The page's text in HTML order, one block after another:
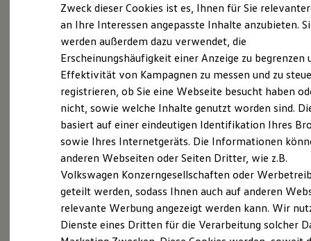
Laden
Laden unterwegs
Laden Zuhause
Ladezeitensimulator
Batterie
Sicherheit
Garantie und Lebensdauer
Nachhaltigkeit
Technologie
Kosten und Kauf
Verbrauchskosten
Kaufoptionen
E-Auto-Förderung
Software und Konnektivität
Die ID. Software 6
ID. Software Versionen und Updates
Digitale Extras
Schnittstellen zu Ihrem ID.
Fahrzeugangebot anfordern
Servicetermin buchen
Serviceanfrage stellen
Zweck dieser Cookies ist es, Ihnen für Sie
an Ihre Interessen angepasste Inhalte anzubieten.
werden außerdem dazu verwendet, die
Erscheinungshäufigkeit einer Anzeige zu begrenzen
Effektivität von Kampagnen zu messen und zu
registrieren, ob Sie eine Webseite besucht haben
nicht, sowie welche Inhalte genutzt worden sind.
basiert auf einer eindeutigen Identifikation Ihres
sowie Ihres Internetgeräts. Die Informationen
anderen Webseiten oder Seiten Dritter, wie z.B.
Volkswagen Konzerngesellschaften oder
geteilt werden, sodass Ihnen auch auf anderen
relevante Werbung angezeigt werden kann. Wir
Dienste eines Dritten für die Verarbeitung solcher